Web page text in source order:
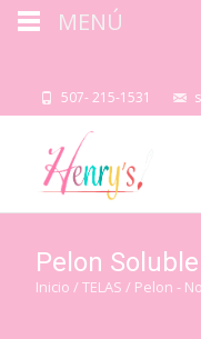
507- 215-1531
Pelon
Inicio /TELAS / Pelon -
MENÚ